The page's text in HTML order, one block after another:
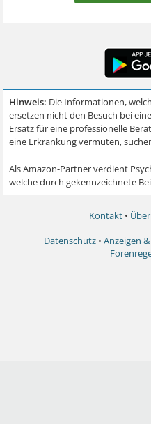
Kontakt •
Datenschutz • Anzeigen